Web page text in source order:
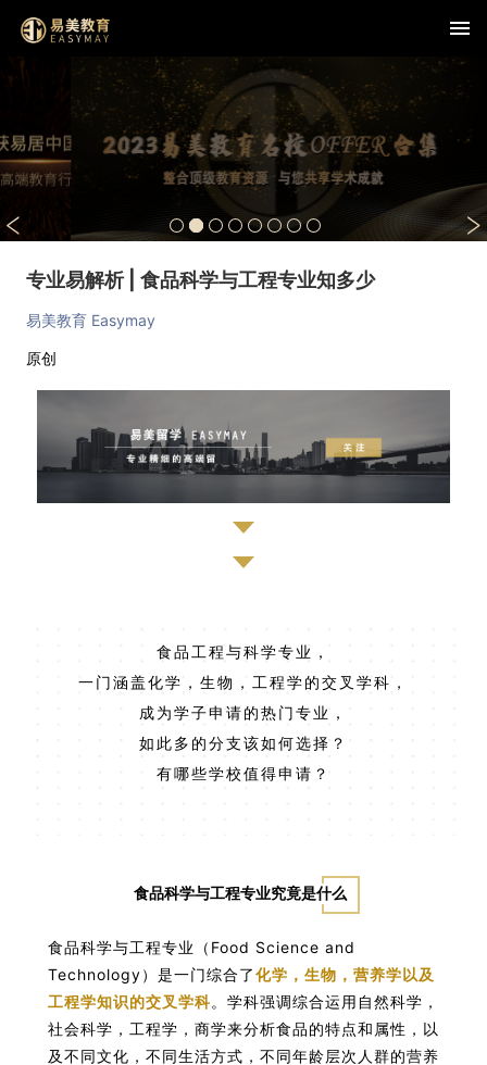
专业易解析 | 食品科学与工程专业知多少
易美教育 Easymay
原创
食品工程与科学专业，
一门涵盖化学，生物，工程学的交叉学科，
成为学子申请的热门专业，
如此多的分支该如何选择？
有哪些学校值得申请？
食品科学与工程专业究竟是什么
食品科学与工程专业（Food Science and
Technology）是一门综合了化学，生物，营养学以及
工程学知识的交叉学科。学科强调综合运用自然科学，
社会科学，工程学，商学来分析食品的特点和属性，以
及不同文化，不同生活方式，不同年龄层次人群的营养